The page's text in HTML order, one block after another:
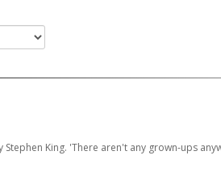
King. 'There aren't any grown-ups